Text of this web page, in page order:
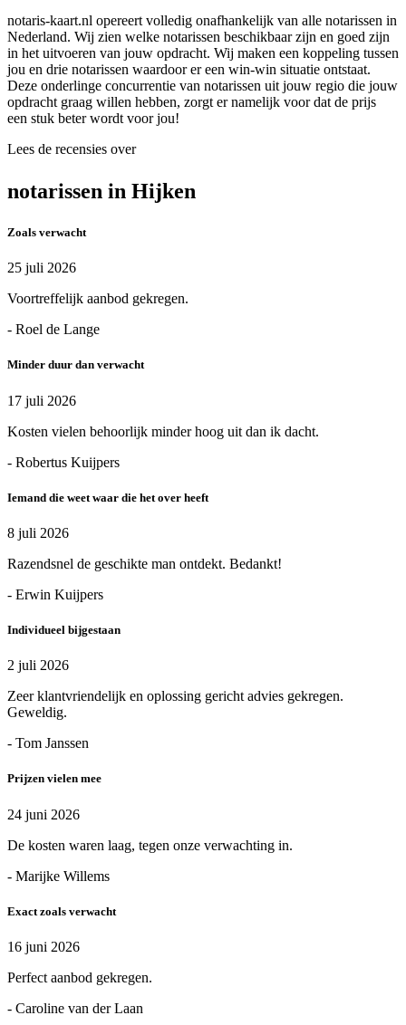
notaris-kaart.nl opereert volledig onafhankelijk van alle notarissen in
Nederland. Wij zien welke notarissen beschikbaar zijn en goed zijn
in het uitvoeren van jouw opdracht. Wij maken een koppeling tussen
jou en drie notarissen waardoor er een win-win situatie ontstaat.
Deze onderlinge concurrentie van notarissen uit jouw regio die jouw
opdracht graag willen hebben, zorgt er namelijk voor dat de prijs
een stuk beter wordt voor jou!
Lees de recensies over
notarissen in Hijken
Zoals verwacht
25 juli 2026
Voortreffelijk aanbod gekregen.
- Roel de Lange
Minder duur dan verwacht
17 juli 2026
Kosten vielen behoorlijk minder hoog uit dan ik dacht.
- Robertus Kuijpers
Iemand die weet waar die het over heeft
8 juli 2026
Razendsnel de geschikte man ontdekt. Bedankt!
- Erwin Kuijpers
Individueel bijgestaan
2 juli 2026
Zeer klantvriendelijk en oplossing gericht advies gekregen.
Geweldig.
- Tom Janssen
Prijzen vielen mee
24 juni 2026
De kosten waren laag, tegen onze verwachting in.
- Marijke Willems
Exact zoals verwacht
16 juni 2026
Perfect aanbod gekregen.
- Caroline van der Laan